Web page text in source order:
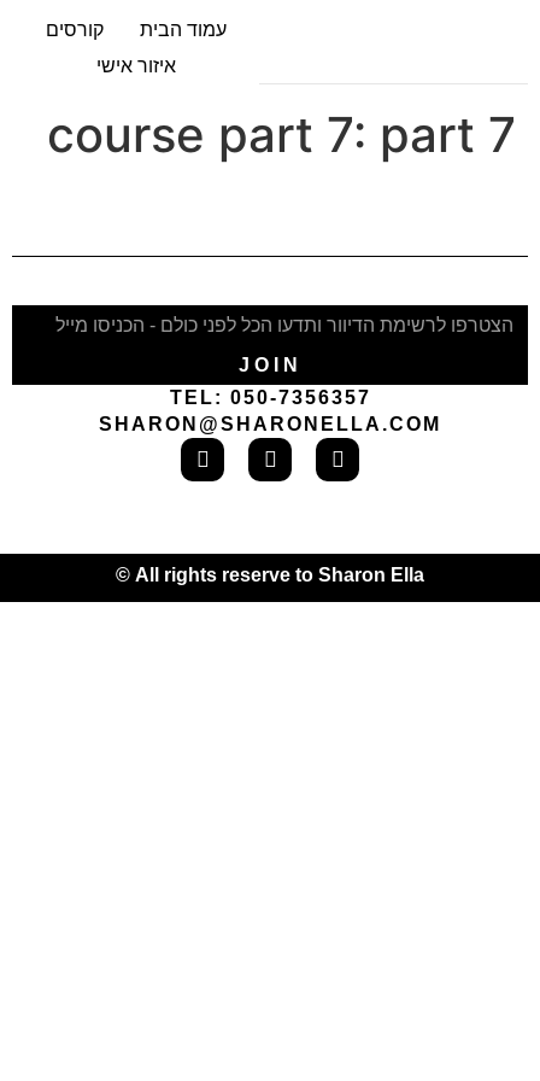
עמוד הבית
קורסים
איזור אישי
course part 7: part 7
JOIN
TEL: 050-7356357
SHARON@SHARONELLA.COM
All rights reserve to Sharon Ella ©